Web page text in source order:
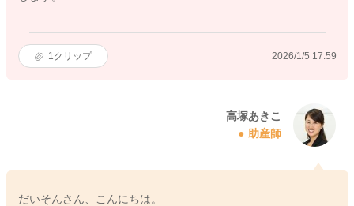
1 クリップ 2026/1/5 17:59
高塚あきこ
助産師
だいそんさん、こんにちは。